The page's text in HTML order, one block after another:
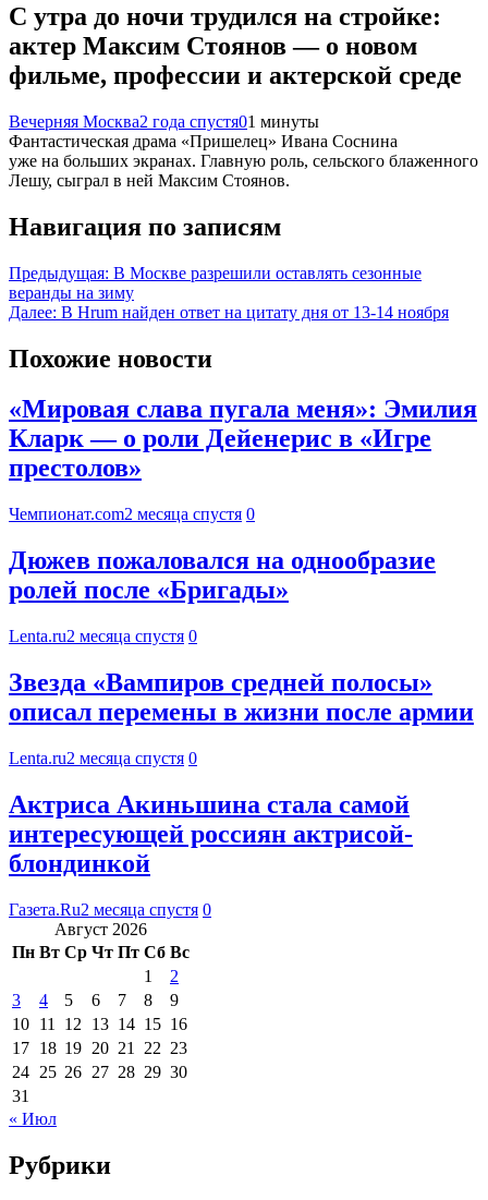
С утра до ночи трудился на стройке:
актер Максим Стоянов — о новом
фильме, профессии и актерской среде
Вечерняя Москва2 года спустя01 минуты
Фантастическая драма «Пришелец» Ивана Соснина
уже на больших экранах. Главную роль, сельского блаженного
Лешу, сыграл в ней Максим Стоянов.
Навигация по записям
Предыдущая: В Москве разрешили оставлять сезонные
веранды на зиму
Далее: В Hrum найден ответ на цитату дня от 13-14 ноября
Похожие новости
«Мировая слава пугала меня»: Эмилия
Кларк — о роли Дейенерис в «Игре
престолов»
Чемпионат.com2 месяца спустя 0
Дюжев пожаловался на однообразие
ролей после «Бригады»
Lenta.ru2 месяца спустя 0
Звезда «Вампиров средней полосы»
описал перемены в жизни после армии
Lenta.ru2 месяца спустя 0
Актриса Акиньшина стала самой
интересующей россиян актрисой-
блондинкой
Газета.Ru2 месяца спустя 0
Август 2026
Пн Вт Ср Чт Пт Сб Вс
1
2
3
4 5 6 7 8
9
10 11 12 13 14 15 16
17 18 19 20 21 22 23
24 25 26 27 28 29 30
31
« Июл
Рубрики